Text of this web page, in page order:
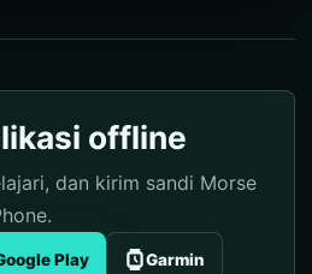
offline
dan kirim sandi Morse
Play Garmin